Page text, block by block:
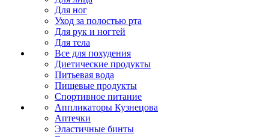
Для ног
Уход за полостью рта
Для рук и ногтей
Для тела
Все для похудения
Диетические продукты
Питьевая вода
Пищевые продукты
Спортивное питание
Аппликаторы Кузнецова
Аптечки
Эластичные бинты